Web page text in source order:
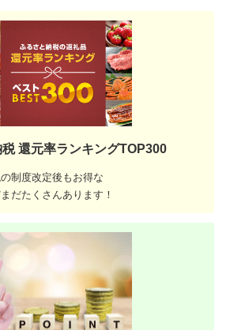
還元率ランキングTOP300
制度改定後もお得な
だたくさんあります！